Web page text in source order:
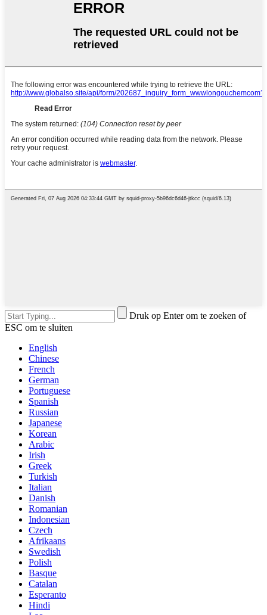
Druk op Enter om te zoeken of
ESC om te sluiten
English
Chinese
French
German
Portuguese
Spanish
Russian
Japanese
Korean
Arabic
Irish
Greek
Turkish
Italian
Danish
Romanian
Indonesian
Czech
Afrikaans
Swedish
Polish
Basque
Catalan
Esperanto
Hindi